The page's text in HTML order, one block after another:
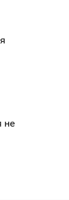
не